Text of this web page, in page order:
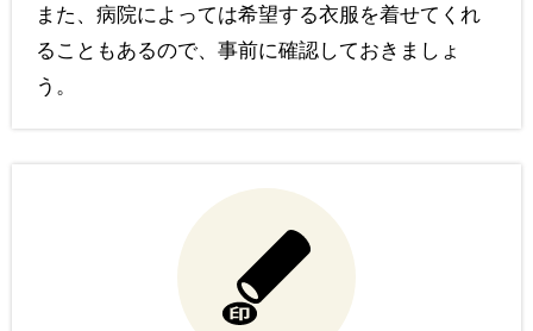
また、病院によっては希望する衣服を着せてくれ
ることもあるので、事前に確認しておきましょ
う。